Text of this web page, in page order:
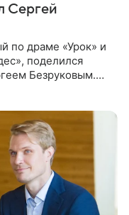
Сергей
по драме «Урок» и
поделился
Безруковым.